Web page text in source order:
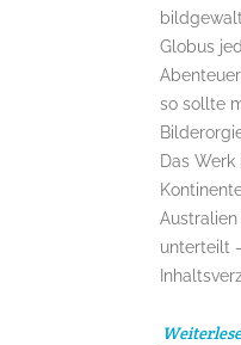
Globus
so sollte
Das
unterteilt